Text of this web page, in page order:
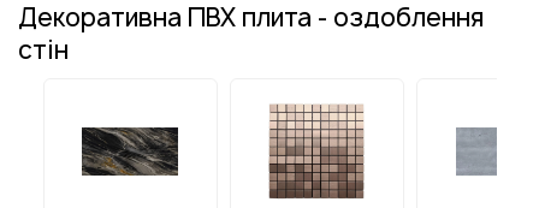
Декоративна ПВХ плита - оздоблення
стін